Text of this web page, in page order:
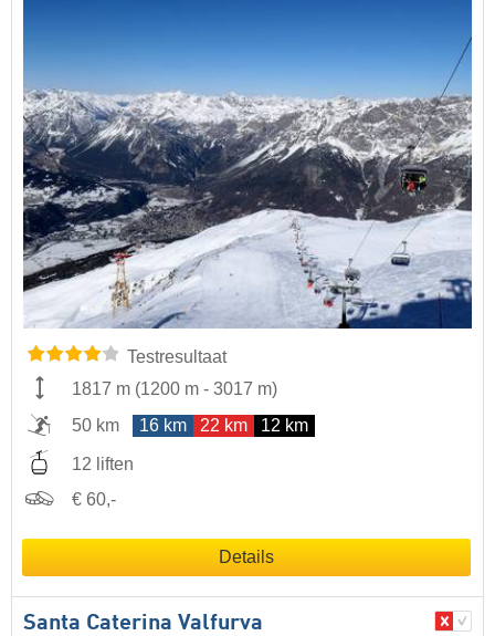
Testresultaat
1817 m (1200 m - 3017 m)
50 km
16 km 22 km 12 km
12 liften
€ 60,-
Details
Santa Caterina Valfurva